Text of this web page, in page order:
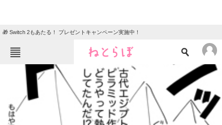
🎁 Switch 2もあたる！ プレゼントキャンペーン実施中！
ねとらぼメニュー
ニュース
エンタメ クイズ
グルメ 地域